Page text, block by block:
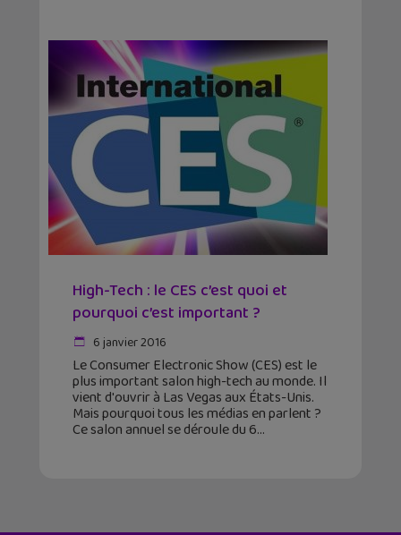
High-Tech : le CES c’est quoi et
pourquoi c’est important ?
6 janvier 2016
Le Consumer Electronic Show (CES) est le
plus important salon high-tech au monde. Il
vient d'ouvrir à Las Vegas aux États-Unis.
Mais pourquoi tous les médias en parlent ?
Ce salon annuel se déroule du 6